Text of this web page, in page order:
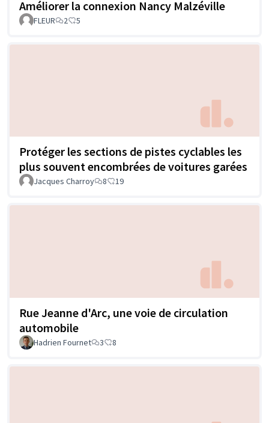
Améliorer la connexion Nancy Malzéville
FLEUR 2 5
Protéger les sections de pistes cyclables les
plus souvent encombrées de voitures garées
Jacques Charroy 8 19
Rue Jeanne d'Arc, une voie de circulation
automobile
Hadrien Fournet 3 8